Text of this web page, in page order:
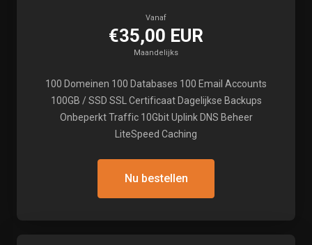
Vanaf
€35,00 EUR
Maandelijks
100 Domeinen 100 Databases 100 Email Accounts
100GB / SSD SSL Certificaat Dagelijkse Backups
Onbeperkt Traffic 10Gbit Uplink DNS Beheer
LiteSpeed Caching
Nu bestellen